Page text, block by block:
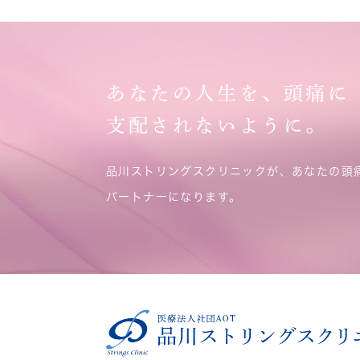
あなたの人生を、頭痛に
支配されないように。
品川ストリングスクリニックが、あなたの頭
パートナーになります。